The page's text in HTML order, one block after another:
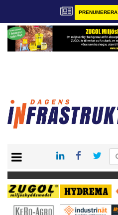
PRENUMERERA
KONTAKT
VÅRA ANDRA MAGASIN
PRENUMERERA